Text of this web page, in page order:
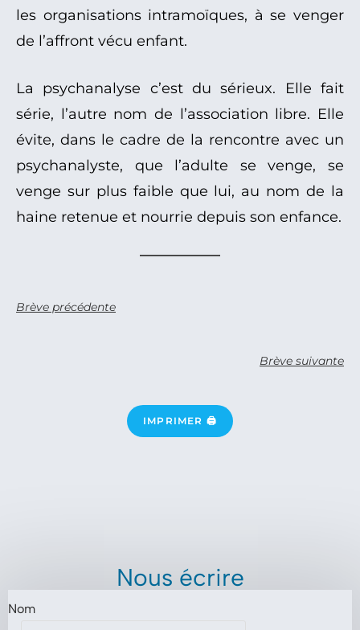
les organisations intramoïques, à se venger
de l’affront vécu enfant.
La psychanalyse c’est du sérieux. Elle fait
série, l’autre nom de l’association libre. Elle
évite, dans le cadre de la rencontre avec un
psychanalyste, que l’adulte se venge, se
venge sur plus faible que lui, au nom de la
haine retenue et nourrie depuis son enfance.
Brève précédente
Brève suivante
IMPRIMER 🖨
Nous écrire
Nom